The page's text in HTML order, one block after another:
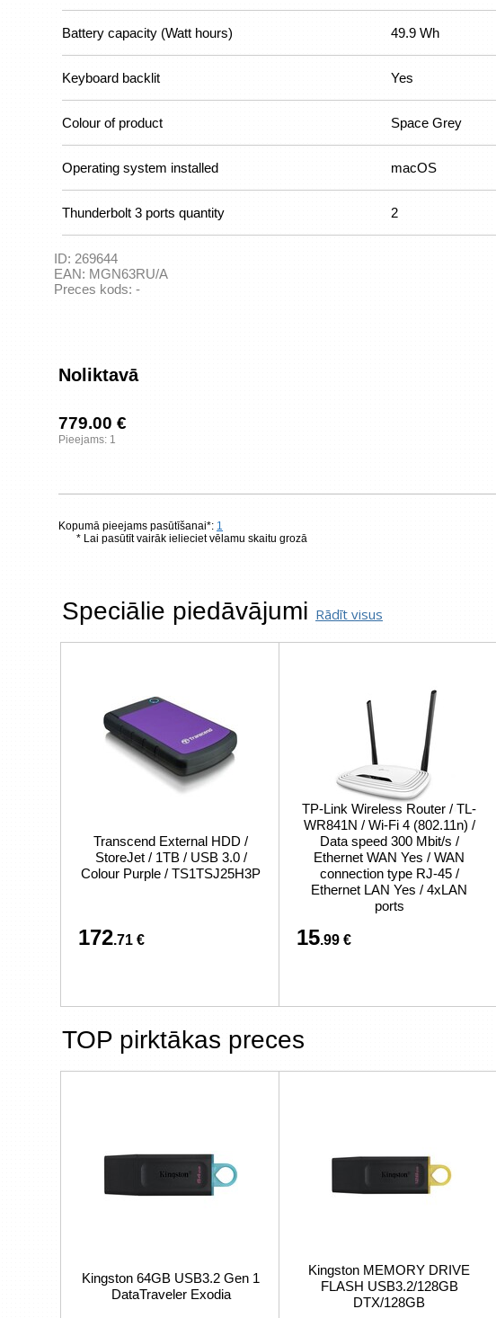
Battery capacity (Watt hours) 49.9 Wh
Keyboard backlit Yes
Colour of product Space Grey
Operating system installed macOS
Thunderbolt 3 ports quantity 2
ID: 269644
EAN: MGN63RU/A
Preces kods: -
Noliktavā
779.00 €
Pieejams: 1
Kopumā pieejams pasūtīšanai*: 1
* Lai pasūtīt vairāk ielieciet vēlamu skaitu grozā
Speciālie piedāvājumi Rādīt visus
Transcend External HDD /
StoreJet / 1TB / USB 3.0 /
Colour Purple / TS1TSJ25H3P
172.71 €
TP-Link Wireless Router / TL-
WR841N / Wi-Fi 4 (802.11n) /
Data speed 300 Mbit/s /
Ethernet WAN Yes / WAN
connection type RJ-45 /
Ethernet LAN Yes / 4xLAN
ports
15.99 €
TOP pirktākas preces
Kingston 64GB USB3.2 Gen 1
DataTraveler Exodia
Kingston MEMORY DRIVE
FLASH USB3.2/128GB
DTX/128GB